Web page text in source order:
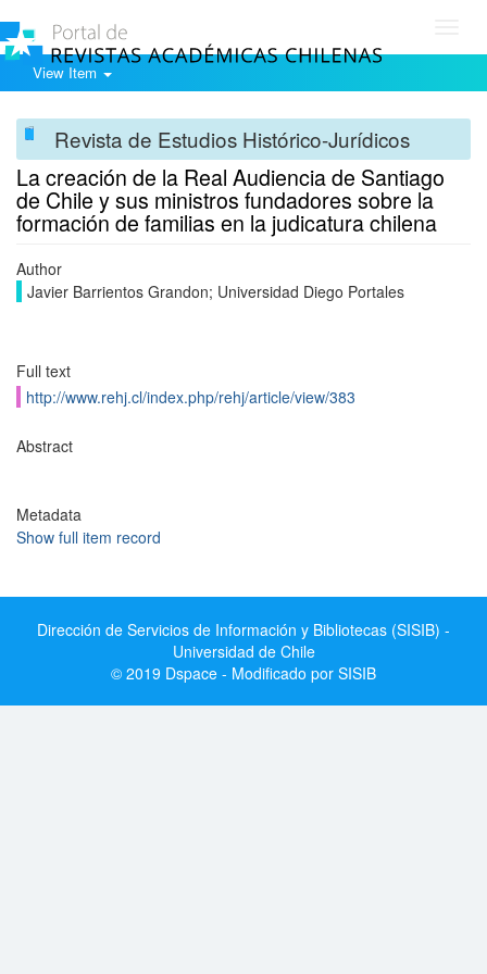
View Item
Revista de Estudios Histórico-Jurídicos
La creación de la Real Audiencia de Santiago
de Chile y sus ministros fundadores sobre la
formación de familias en la judicatura chilena
Author
Javier Barrientos Grandon; Universidad Diego Portales
Full text
http://www.rehj.cl/index.php/rehj/article/view/383
Abstract
Metadata
Show full item record
Dirección de Servicios de Información y Bibliotecas (SISIB) -
Universidad de Chile
© 2019 Dspace - Modificado por SISIB